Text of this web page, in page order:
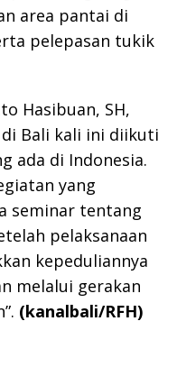
area pantai di
pelepasan tukik
Hasibuan, SH,
di Bali kali ini diikuti
ada di Indonesia.
yang
seminar tentang
pelaksanaan
kepeduliannya
melalui gerakan
(kanalbali/RFH)